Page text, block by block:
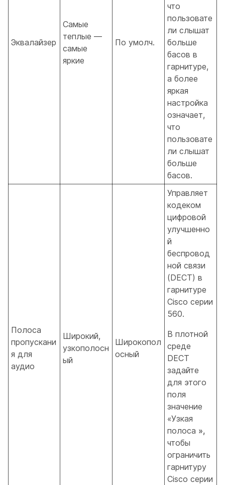
Эквалайзер
Самые
теплые —
самые
яркие
По умолч.
что
пользовате
ли слышат
больше
басов в
гарнитуре,
а более
яркая
настройка
означает,
что
пользовате
ли слышат
больше
басов.
Полоса
пропускани
я для
аудио
Широкий,
узкополосн
ый
Широкопол
осный
Управляет
кодеком
цифровой
улучшенно
й
беспровод
ной связи
(DECT) в
гарнитуре
Cisco серии
560.
В плотной
среде
DECT
задайте
для этого
поля
значение
«Узкая
полоса »,
чтобы
ограничить
гарнитуру
Cisco серии